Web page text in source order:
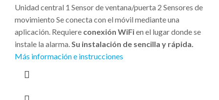
Unidad central 1 Sensor de ventana/puerta 2 Sensores de
movimiento Se conecta con el móvil mediante una
aplicación. Requiere conexión WiFien el lugar donde se
instale la alarma. Su instalación de sencilla y rápida.
Más información e instrucciones